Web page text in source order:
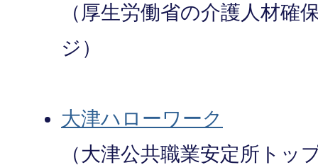
（厚生労働省の介護人材確
ジ）
大津ハローワーク
（大津公共職業安定所トッ